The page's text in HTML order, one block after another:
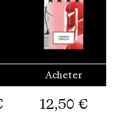
Acheter
12,50 €